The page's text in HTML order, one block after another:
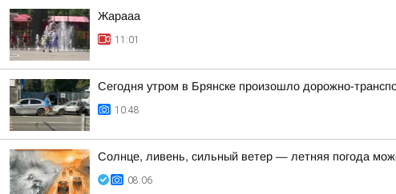
Жарааа
11:01
Сегодня утром в Брянске произошло дорожно-
10:48
Солнце, ливень, сильный ветер — летняя погода
08:06